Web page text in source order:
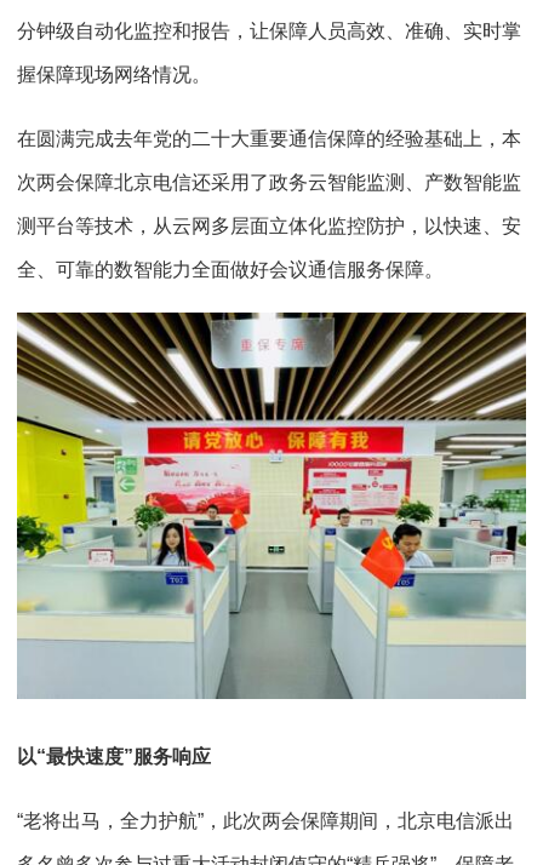
分钟级自动化监控和报告，让保障人员高效、准确、实时掌
握保障现场网络情况。
在圆满完成去年党的二十大重要通信保障的经验基础上，本
次两会保障北京电信还采用了政务云智能监测、产数智能监
测平台等技术，从云网多层面立体化监控防护，以快速、安
全、可靠的数智能力全面做好会议通信服务保障。
以“最快速度”服务响应
“老将出马，全力护航”，此次两会保障期间，北京电信派出